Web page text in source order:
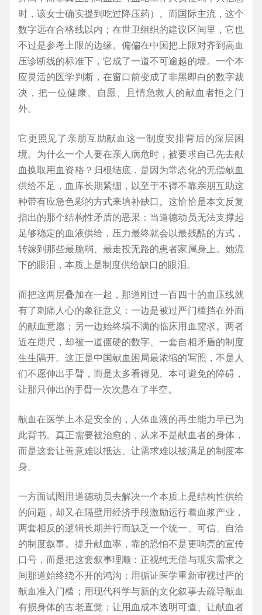
时，该女士确实提到吃过降压药）。而国际主流，这个
数字远在合格线以内；在世卫组织的建议区间里，它也
不过是参考上限的边缘。偏偏在中国把上限对齐到高血
压诊断线的标准下，它成了一道不可逾越的墙。一个本
应灵活的医学判断，在窗口前变成了非黑即白的数字裁
决，把一位健康、自愿、且情急救人的献血者拒之门
外。
它更照见了亲朋互助献血这一制度安排背后的深层困
境。为什么一个人要在亲人病危时，被要求自己先去献
血换取用血资格？归根结底，是因为常态化的无偿献血
供给不足，血库长期紧绷，以至于不得不靠亲朋互助这
种带有应急色彩的方式来填补缺口。这恰恰是本文反复
指出的那个结构性矛盾的恶果：当道德动员无法支撑起
足够稳定的血液供给，压力最终就会以最残酷的方式，
转嫁到那些最脆弱、最走投无路的患者家属身上。她流
下的眼泪，本质上是制度供给缺口的眼泪。
而把这两层叠加在一起，那道刚过一百四十的血压线就
有了刺痛人心的象征意义：一边是被过严门槛挡在外面
的献血意愿；另一边始终填不满的临床用血需求。两者
近在咫尺，却被一道僵硬的数字、一套自相矛盾的制度
生生隔开。这正是中国献血困局最浓缩的写照，不是人
们不愿伸出手臂，而是太多看得见、本可避免的障碍，
让那只伸出的手臂一次次悬在了半空。
献血在医学上本是安全的，人体血液的再生能力早已为
此背书。真正需要被治愈的，从来不是献血者的身体，
而是这套让善意难以抵达、让需求难以被满足的制度本
身。
一方面试图用道德动员去解决一个本质上是结构性供给
的问题，却又在隔壁用经济手段激励运行着血浆产业，
两套相反的逻辑长期并行而缺乏一个统一、可信、自洽
的制度叙事。提升献血率，靠的恐怕不是更响亮的宣传
口号，而是把这套叙事理顺：正视纯无偿与现实需求之
间那道始终绕不开的鸿沟；用循证医学重新审视过严的
献血准入门槛；用现代科学与新的文化叙事去疏导献血
有损身体的古老直觉；让用血成本透明可查、让献血者